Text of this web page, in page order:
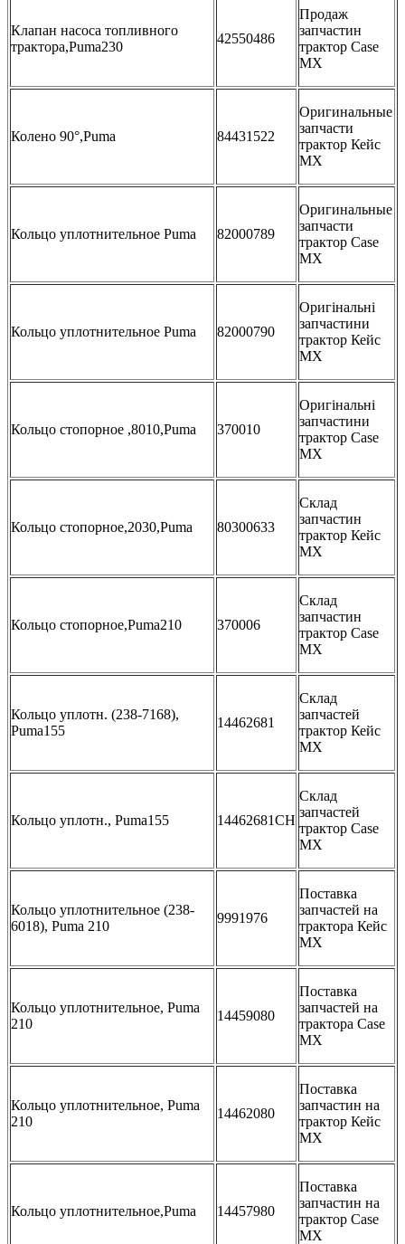
Клапан насоса топливного
трактора,Puma230
42550486
Продаж
запчастин
трактор Сase
MX
Колено 90°,Puma 84431522
Оригинальные
запчасти
трактор Кейс
МХ
Кольцо уплотнительное Puma 82000789
Оригинальные
запчасти
трактор Case
MX
Кольцо уплотнительное Puma 82000790
Оригінальні
запчастини
трактор Кейс
МХ
Кольцо стопорное ,8010,Puma 370010
Оригінальні
запчастини
трактор Case
MX
Кольцо стопорное,2030,Puma 80300633
Склад
запчастин
трактор Кейс
МХ
Кольцо стопорное,Puma210 370006
Склад
запчастин
трактор Case
MX
Кольцо уплотн. (238-7168),
Puma155
14462681
Склад
запчастей
трактор Кейс
МХ
Кольцо уплотн., Puma155 14462681CH
Склад
запчастей
трактор Case
MX
Кольцо уплотнительное (238-
6018), Puma 210
9991976
Поставка
запчастей на
трактора Кейс
МХ
Кольцо уплотнительное, Puma
210
14459080
Поставка
запчастей на
трактора Case
MX
Кольцо уплотнительное, Puma
210
14462080
Поставка
запчастин на
трактор Кейс
МХ
Кольцо уплотнительное,Puma 14457980
Поставка
запчастин на
трактор Case
MX